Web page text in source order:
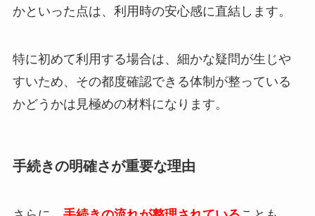
かといった点は、利用時の安心感に直結します。
特に初めて利用する場合は、細かな疑問が生じや
すいため、その都度確認できる体制が整っている
かどうかは見極めの材料になります。
手続きの明確さが重要な理由